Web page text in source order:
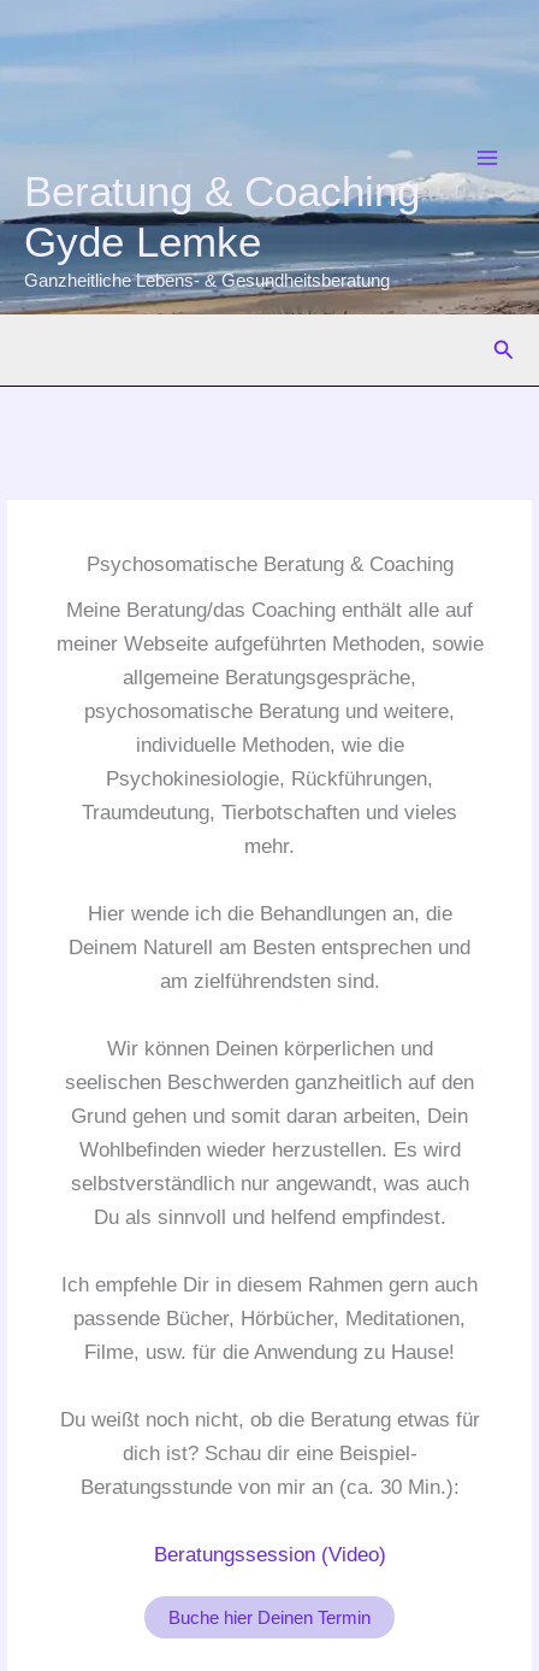
Beratung & Coaching
Gyde Lemke
Ganzheitliche Lebens- & Gesundheitsberatung
Psychosomatische Beratung & Coaching
Meine Beratung/das Coaching enthält alle auf
meiner Webseite aufgeführten Methoden, sowie
allgemeine Beratungsgespräche,
psychosomatische Beratung und weitere,
individuelle Methoden, wie die
Psychokinesiologie, Rückführungen,
Traumdeutung, Tierbotschaften und vieles
mehr.
Hier wende ich die Behandlungen an, die
Deinem Naturell am Besten entsprechen und
am zielführendsten sind.
Wir können Deinen körperlichen und
seelischen Beschwerden ganzheitlich auf den
Grund gehen und somit daran arbeiten, Dein
Wohlbefinden wieder herzustellen. Es wird
selbstverständlich nur angewandt, was auch
Du als sinnvoll und helfend empfindest.
Ich empfehle Dir in diesem Rahmen gern auch
passende Bücher, Hörbücher, Meditationen,
Filme, usw. für die Anwendung zu Hause!
Du weißt noch nicht, ob die Beratung etwas für
dich ist? Schau dir eine Beispiel-
Beratungsstunde von mir an (ca. 30 Min.):
Beratungssession (Video)
Buche hier Deinen Termin